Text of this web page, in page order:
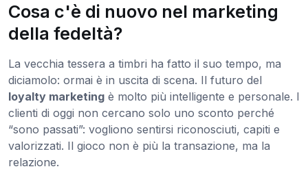
Cosa c'è di nuovo nel marketing
della fedeltà?
La vecchia tessera a timbri ha fatto il suo tempo, ma
diciamolo: ormai è in uscita di scena. Il futuro del
loyalty marketing è molto più intelligente e personale. I
clienti di oggi non cercano solo uno sconto perché
“sono passati”: vogliono sentirsi riconosciuti, capiti e
valorizzati. Il gioco non è più la transazione, ma la
relazione.